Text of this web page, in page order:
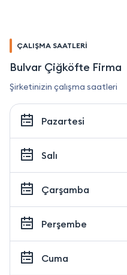
ÇALIŞMA SAATLERİ
Bulvar Çiğköfte Firma
Şirketinizin çalışma saatleri
Pazartesi
Salı
Çarşamba
Perşembe
Cuma